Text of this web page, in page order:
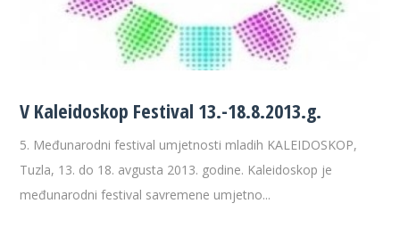
V Kaleidoskop Festival 13.-18.8.2013.g.
5. Međunarodni festival umjetnosti mladih KALEIDOSKOP,
Tuzla, 13. do 18. avgusta 2013. godine. Kaleidoskop je
međunarodni festival savremene umjetno...